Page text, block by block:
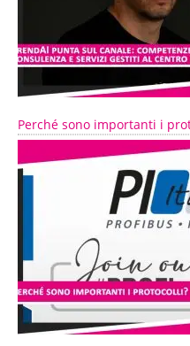
Perché sono importanti i